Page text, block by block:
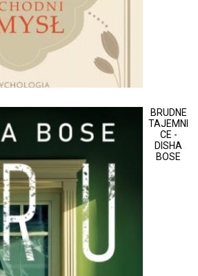
BRUDNE
TAJEMNI
CE -
DISHA
BOSE